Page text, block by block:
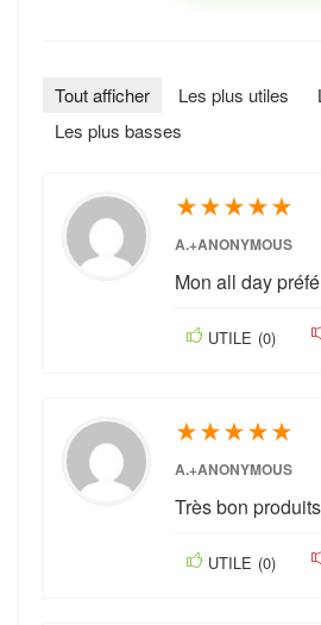
Tout afficher Les plus utiles
Les plus basses
★★★★★
A.+ANONYMOUS
Mon all day
UTILE (0)
★★★★★
A.+ANONYMOUS
Très bon produits
UTILE (0)